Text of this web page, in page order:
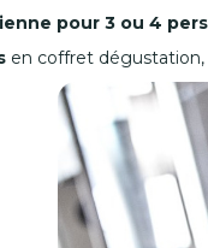
pour 3 ou 4
en coffret dégustation,